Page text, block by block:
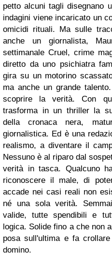
petto alcuni tagli disegnano
indagini viene incaricato un
omicidi rituali. Ma sulle
anche un giornalista,
settimanale Cruel, crime
diretto da uno psichiatra
gira su un motorino
ma anche un grande
scoprire la verità. Con
trasforma in un thriller la
della cronaca nera,
giornalistica. Ed è una
realismo, a diventare il
Nessuno è al riparo dal
verità in tasca. Qualcuno
riconoscere il male, di
accade nei casi reali non
né una sola verità.
valide, tutte spendibili e
logica. Solide fino a che non
posa sull'ultima e fa
domino.